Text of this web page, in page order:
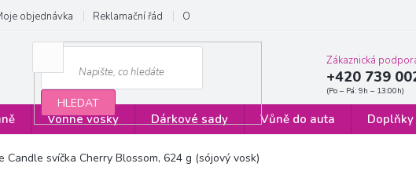
objednávka Reklamační řád Obchodní podmínky
HLEDAT
Zákaznická
+420 739
Vonné vosky Dárkové sady Vůně do auta Doplňky
Candle svíčka Cherry Blossom, 624 g (sójový vosk)